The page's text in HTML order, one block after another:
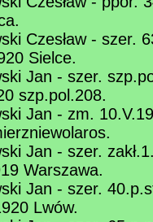
Czesław - szer.
Sielce.
Jan - szer.
szp.pol.208.
Jan - zm.
Jan - szer.
Warszawa.
Jan - szer.
Lwów.